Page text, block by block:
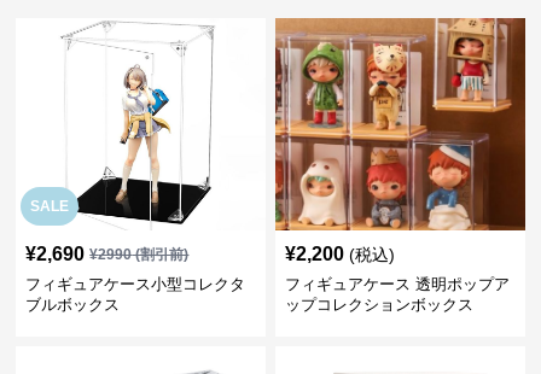
SALE
¥2,690 ¥2990(割引前)
フィギュアケース小型コレクタ
ブルボックス
¥2,200 (税込)
フィギュアケース 透明ポップア
ップコレクションボックス